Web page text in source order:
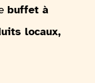
buffet à
locaux,